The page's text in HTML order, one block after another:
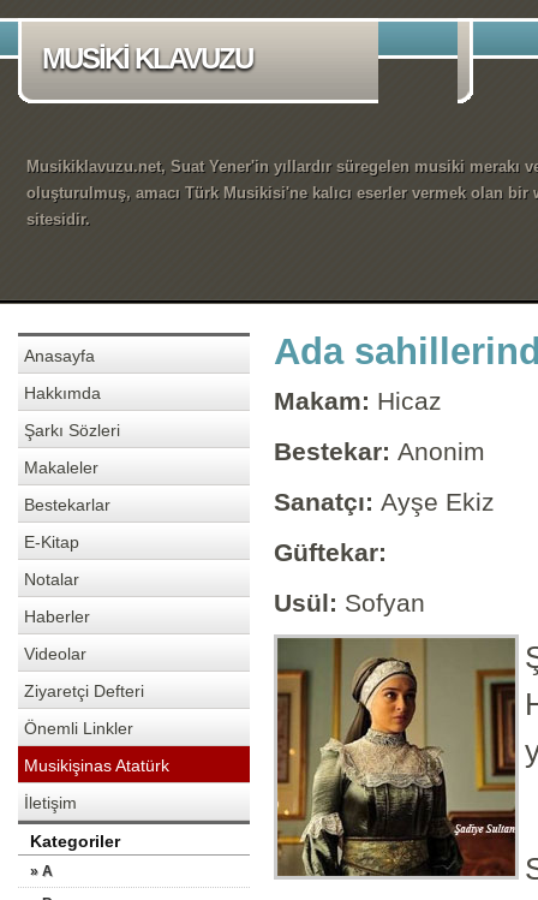
MUSİKİ KLAVUZU
Musikiklavuzu.net, Suat Yener'in yıllardır süregelen musiki merakı
oluşturulmuş, amacı Türk Musikisi'ne kalıcı eserler vermek olan bir
sitesidir.
Anasayfa
Hakkımda
Şarkı Sözleri
Makaleler
Bestekarlar
E-Kitap
Notalar
Haberler
Videolar
Ziyaretçi Defteri
Önemli Linkler
Musikişinas Atatürk
İletişim
Kategoriler
» A
Ada
Makam: Hicaz
Bestekar: Anonim
Sanatçı: Ayşe Ekiz
Güftekar:
Usül: Sofyan